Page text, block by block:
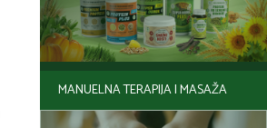
MANUELNA TERAPIJA I MASAŽA